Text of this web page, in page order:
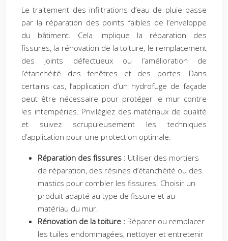
Le traitement des infiltrations d’eau de pluie passe
par la réparation des points faibles de l’enveloppe
du bâtiment. Cela implique la réparation des
fissures, la rénovation de la toiture, le remplacement
des joints défectueux ou l’amélioration de
l’étanchéité des fenêtres et des portes. Dans
certains cas, l’application d’un hydrofuge de façade
peut être nécessaire pour protéger le mur contre
les intempéries. Privilégiez des matériaux de qualité
et suivez scrupuleusement les techniques
d’application pour une protection optimale.
Réparation des fissures : Utiliser des mortiers
de réparation, des résines d’étanchéité ou des
mastics pour combler les fissures. Choisir un
produit adapté au type de fissure et au
matériau du mur.
Rénovation de la toiture : Réparer ou remplacer
les tuiles endommagées, nettoyer et entretenir